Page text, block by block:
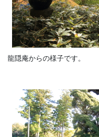
龍隠庵からの様子です。